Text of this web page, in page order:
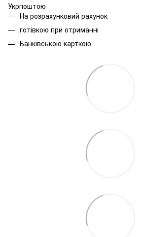
Укрпоштою
На розрахунковий рахунок
готівкою при отриманні
Банківською карткою